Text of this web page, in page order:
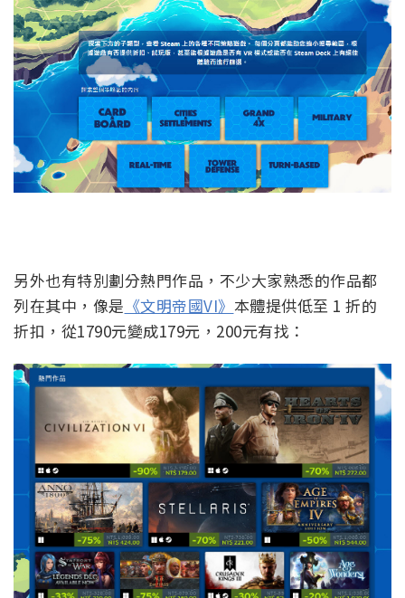
另外也有特別劃分熱門作品，不少大家熟悉的作品都
列在其中，像是 《文明帝國VI》 本體提供低至 1 折的
折扣，從1790元變成179元，200元有找：